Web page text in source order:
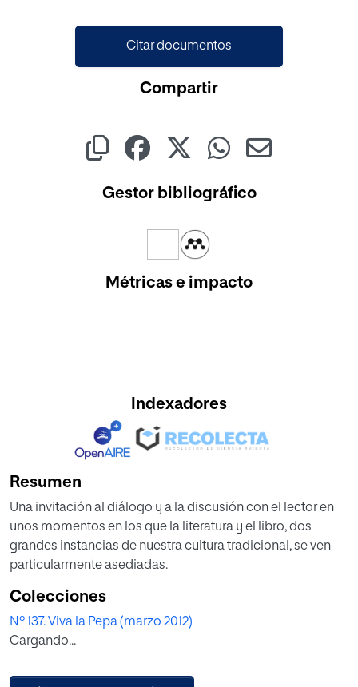
Citar documentos
Compartir
Gestor bibliográfico
Métricas e impacto
Indexadores
Resumen
Una invitación al diálogo y a la discusión con el lector en
unos momentos en los que la literatura y el libro, dos
grandes instancias de nuestra cultura tradicional, se ven
particularmente asediadas.
Colecciones
Nº 137. Viva la Pepa (marzo 2012)
Cargando...